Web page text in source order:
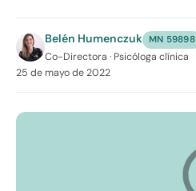
Belén Humenczuk MN 59898
Co-Directora · Psicóloga clínica
25 de mayo de 2022